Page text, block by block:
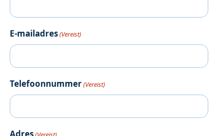
E-mailadres(Vereist)
Telefoonnummer(Vereist)
Adres